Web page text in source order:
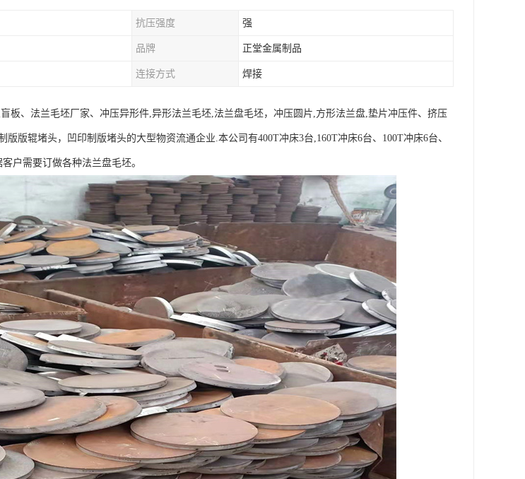
抗压强度 强
品牌 正堂金属制品
连接方式 焊接
板、法兰毛坯厂家、冲压异形件,异形法兰毛坯,法兰盘毛坯，冲压圆片,方形法兰盘,垫片冲压件、挤压
版辊堵头，凹印制版堵头的大型物资流通企业.本公司有400T冲床3台,160T冲床6台、100T冲床6台、
户需要订做各种法兰盘毛坯。